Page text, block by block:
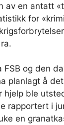
av en antatt
for
FSB og den
planlagt å
ble
rapportert i
en